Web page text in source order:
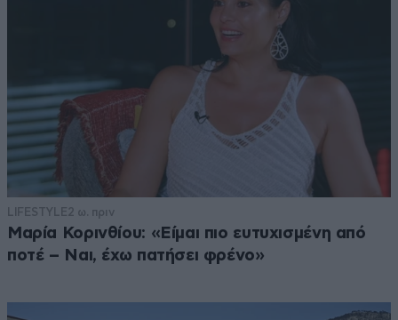
LIFESTYLE2 ω. πριν
Μαρία Κορινθίου: «Είμαι πιο ευτυχισμένη από
ποτέ – Ναι, έχω πατήσει φρένο»